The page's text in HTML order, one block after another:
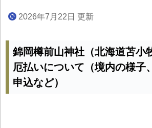
2026年7月22日 更新
錦岡樽前山神社（北海道苫小
厄払いについて（境内の様子
申込など）